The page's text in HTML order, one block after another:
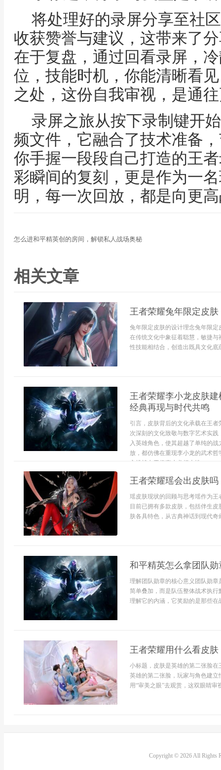
将处理好的录屏分享至社
收获赞誉与建议，这带来了
在于复盘，通过回看录屏，
位，技能时机，你能清晰看
之处，这份自我审视，是通
录屏之旅从按下录制键开
频文件，它融合了技术准备
你手握一段段自己打造的王
彩瞬间的复刻，更是作为一
明，每一次回放，都是向更
怎么进和平精英创的房间，解锁私人战场奥秘
相关文章
王者荣耀兔年限定皮
兔年限定皮肤的设计理念兔年限
在传统文化中象征着聪慧，敏捷
性技能相结合，创造出既具文化
王者荣耀李小龙皮肤
经典再现与时代共鸣
引言，皮肤背后的文化承载在王
次深刻的文化致敬与数字艺术实
入英雄角色，使其超越了单纯的
放，都仿佛在重现李小龙的武术
心挑战在于将李小龙标志性...
王者荣耀瑶会出皮肤
瑶皮肤现状的回顾与思考瑶作为
目前已拥有多款皮肤，包括伴生
肤各具特色，从古典神话到现代
和平精英怎么拿团队
理解团队勋章的核心意义团队勋
简单叠加，而是队伍整体战术执
理解它的内涵，它奖励的是那些
王者荣耀用什么看皮
小标题，皮肤是英雄的第二张脸
英雄的第二张脸，玩家与角色建
用“审美之眼”去观赏，这双眼睛审
Copyright © 2026 All Rights